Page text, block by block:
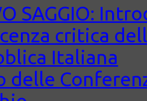
SAGGIO:
critica
Italiana
delle